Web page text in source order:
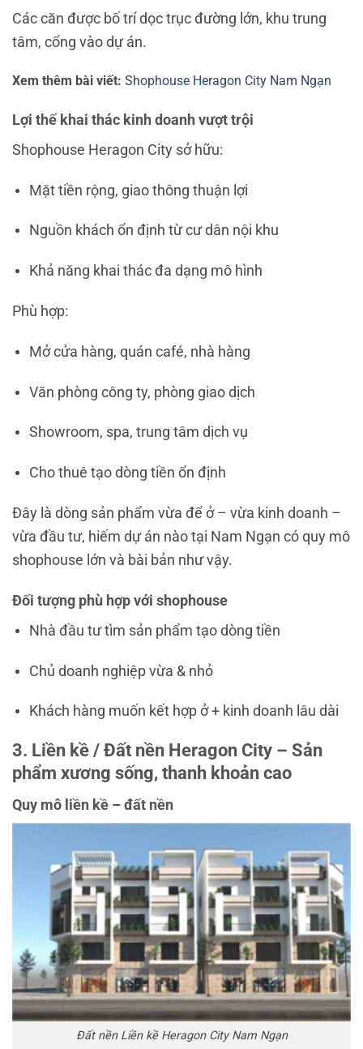
Các căn được bố trí dọc trục đường lớn, khu trung
tâm, cổng vào dự án.
Xem thêm bài viết: Shophouse Heragon City Nam Ngạn
Lợi thế khai thác kinh doanh vượt trội
Shophouse Heragon City sở hữu:
Mặt tiền rộng, giao thông thuận lợi
Nguồn khách ổn định từ cư dân nội khu
Khả năng khai thác đa dạng mô hình
Phù hợp:
Mở cửa hàng, quán café, nhà hàng
Văn phòng công ty, phòng giao dịch
Showroom, spa, trung tâm dịch vụ
Cho thuê tạo dòng tiền ổn định
Đây là dòng sản phẩm vừa để ở – vừa kinh doanh –
vừa đầu tư, hiếm dự án nào tại Nam Ngạn có quy mô
shophouse lớn và bài bản như vậy.
Đối tượng phù hợp với shophouse
Nhà đầu tư tìm sản phẩm tạo dòng tiền
Chủ doanh nghiệp vừa & nhỏ
Khách hàng muốn kết hợp ở + kinh doanh lâu dài
3. Liền kề / Đất nền Heragon City – Sản
phẩm xương sống, thanh khoản cao
Quy mô liền kề – đất nền
Đất nền Liền kề Heragon City Nam Ngạn